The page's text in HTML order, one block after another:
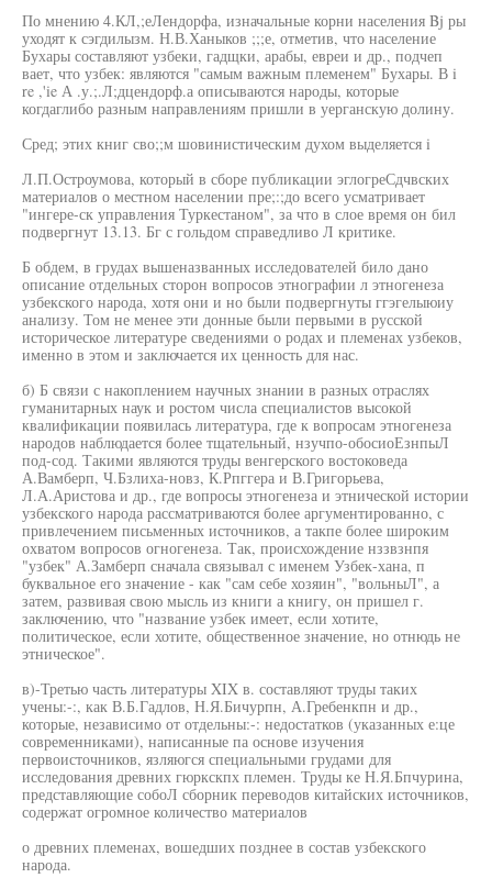
По мнению 4.КЛ,;еЛендорфа, изначальные корни населения Bj ры
уходят к сэгдилызм. Н.В.Ханыков ;;;е, отметив, что население
Бухары составляют узбеки, гадщки, арабы, евреи и др., подчеп
вает, что узбек: являются "самым важным племенем" Бухары. В i
re ,'ie А .у.;.Л;дцендорф.а описываются народы, которые
когдаглибо разным направлениям пришли в уерганскую долину.
Сред; этих книг сво;;м шовинистическим духом выделяется i
Л.П.Остроумова, который в сборе публикации эглогреСдчвских
материалов о местном населении пре;:;до всего усматривает
"ингере-ск управления Туркестаном", за что в слое время он бил
подвергнут 13.13. Бг с гольдом справедливо Л критике.
Б обдем, в грудах вышеназванных исследователей било дано
описание отдельных сторон вопросов этнографии л этногенеза
узбекского народа, хотя они и но были подвергнуты ггэгелыюиу
анализу. Том не менее эти донные были первыми в русской
историческое литературе сведениями о родах и племенах узбеков,
именно в этом и заключается их ценность для нас.
б) Б связи с накоплением научных знании в разных отраслях
гуманитарных наук и ростом числа специалистов высокой
квалификации появилась литература, где к вопросам этногенеза
народов наблюдается более тщательный, нзучпо-обосиоЕзнпыЛ
под-сод. Такими являются труды венгерского востоковеда
А.Вамберп, Ч.Бзлиха-новз, К.Рпггера и В.Григорьева,
Л.А.Аристова и др., где вопросы этногенеза и этнической истории
узбекского народа рассматриваются более аргументированно, с
привлечением письменных источников, а такпе более широким
охватом вопросов огногенеза. Так, происхождение нззвзнпя
"узбек" А.Замберп сначала связывал с именем Узбек-хана, п
буквальное его значение - как "сам себе хозяин", "вольныЛ", а
затем, развивая свою мысль из книги а книгу, он пришел г.
заключению, что "название узбек имеет, если хотите,
политическое, если хотите, общественное значение, но отнюдь не
этническое".
в)-Третью часть литературы XIX в. составляют труды таких
учены:-:, как В.Б.Гадлов, Н.Я.Бичурпн, А.Гребенкпн и др.,
которые, независимо от отдельны:-: недостатков (указанных е:це
современниками), написанные па основе изучения
первоисточников, язляюгся специальными грудами для
исследования древних гюркскпх племен. Труды ке Н.Я.Бпчурина,
представляющие собоЛ сборник переводов китайских источников,
содержат огромное количество материалов
о древних племенах, вошедших позднее в состав узбекского
народа.